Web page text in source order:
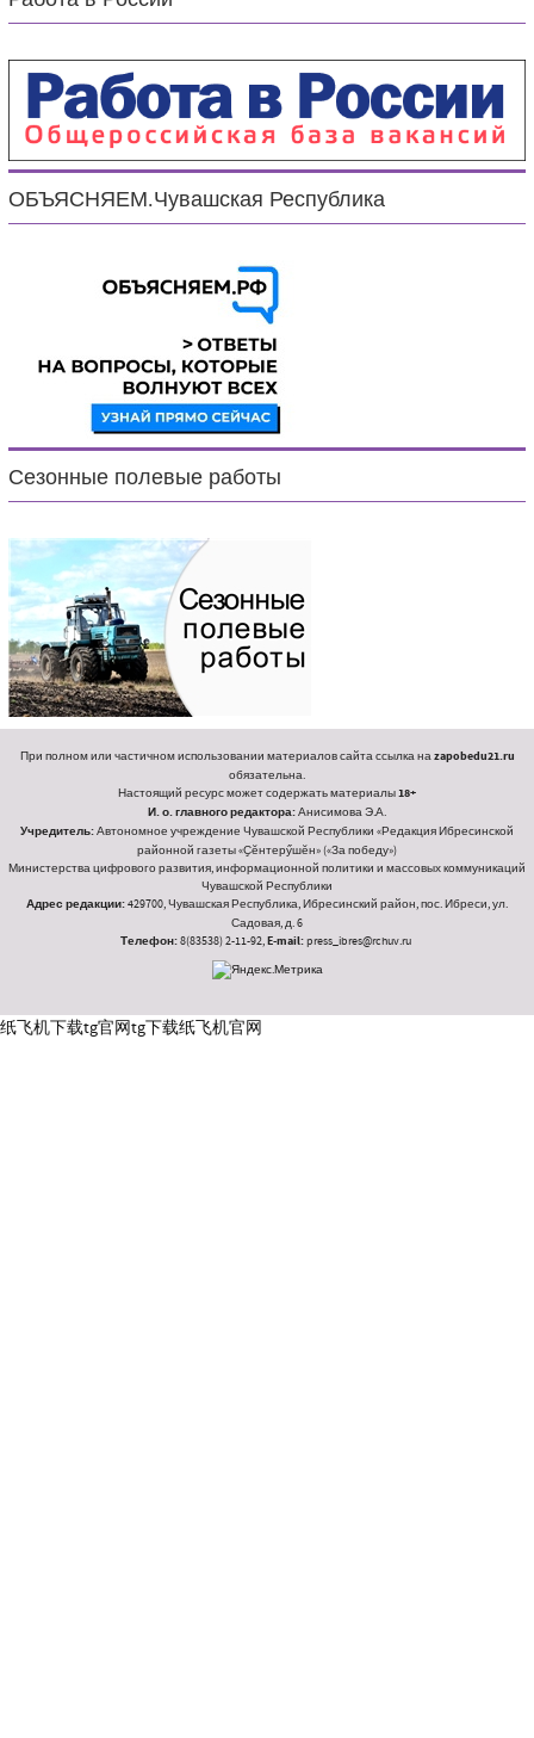
ОБЪЯСНЯЕМ.Чувашская Республика
Сезонные полевые работы
При полном или частичном использовании материалов сайта ссылка наzapobedu21.ru
обязательна.
Настоящий ресурс может содержать материалы18+
И. о. главного редактора:Анисимова Э.А.
Учредитель:Автономное учреждение Чувашской Республики «Редакция Ибресинской
районной газеты «Ҫӗнтерӳшӗн» («За победу»)
Министерства цифрового развития, информационной политики и массовых коммуникаций
Чувашской Республики
Адрес редакции:429700, Чувашская Республика, Ибресинский район, пос. Ибреси, ул.
Садовая, д. 6
Телефон:8(83538) 2-11-92,E-mail:press_ibres@rchuv.ru
纸飞机下载tg官网tg下载纸飞机官网